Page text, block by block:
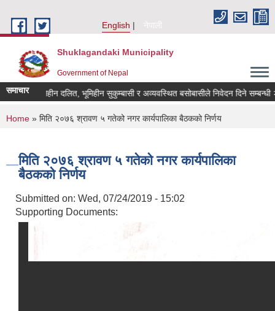
English
नेपाली
Shuklagandaki Municipality
Government of Nepal
समाचारभूमिहीन दलित, भूमिहीन सुकुम्बासी र अव्यवस्थित बसोबासीले निवेदन दिने सम्बन्धी २१
You are here
Home » मिति २०७६ श्रावण ५ गतेको नगर कार्यपालिका बैठकको निर्णय
मिति २०७६ श्रावण ५ गतेको नगर कार्यपालिका
बैठकको निर्णय
Submitted on: Wed, 07/24/2019 - 15:02
Supporting Documents: